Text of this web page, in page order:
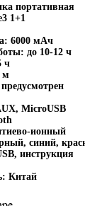
портативная
1+1
6000 мАч
до 10-12 ч
ч
м
MicroUSB
ионный
синий,
инструкция
Китай